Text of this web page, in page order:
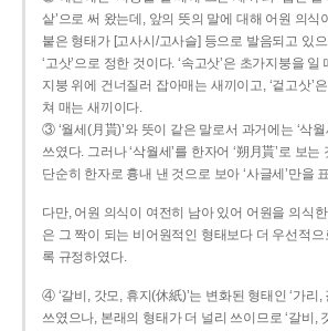
샅’으로 써 왔는데, 앞의 뜻의 말에 대해 어원 의식
붙은 형태가 [고사시/고사슬] 등으로 발음되고 있
‘고삿’으로 정한 것이다. ‘속고삿’은 초가지붕을 일
지붕 위에 건너질러 잡아매는 새끼이고, ‘겉고삿’
쳐 매는 새끼이다.
③ ‘월세(月貰)’와 뜻이 같은 말로서 과거에는 ‘삭월
쓰였다. 그러나 ‘삭월세’를 한자어 ‘朔月貰’로 보는
단순히 한자로 흉내 낸 것으로 보아 ‘사글세’만을
다만, 어원 의식이 여전히 남아 있어 어원을 의식
은 그 짝이 되는 비어원적인 형태보다 더 우선적
록 규정하였다.
④ ‘갈비, 갓모, 휴지(休紙)’는 변화된 형태인 ‘가리,
쓰였으나, 본래의 형태가 더 널리 쓰이므로 ‘갈비,